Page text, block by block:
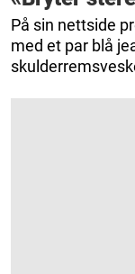
På sin nettside
med et par blå